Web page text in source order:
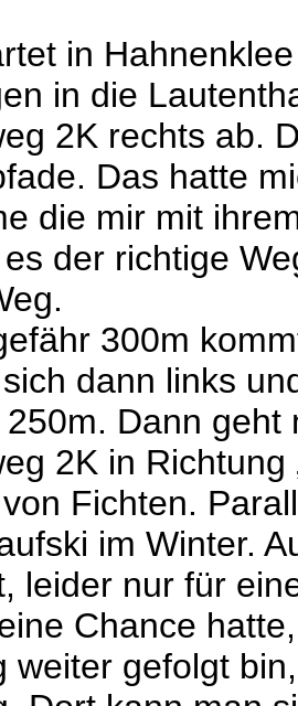
in
in die
2K rechts ab.
Das hatte
die mir mit
der richtige
300m
dann links
Dann
2K in Richtung
Fichten.
im Winter.
leider nur für
Chance
weiter gefolgt